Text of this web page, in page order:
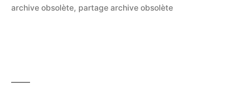
question »
archive obsolète, partage archive obsolète